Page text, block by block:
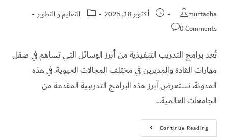
murtadha أكتوبر 18, 2025
التعليم و التطوير
0 Comments
تُعد برامج التدريب التنفيذية من أبرز الوسائل التي تساهم في صقل
مهارات القادة والمديرين في مختلف المجالات الحيوية. في هذه
المدونة، نستعرض أبرز هذه البرامج التدريبية المقدمة من
الجامعات العالمية…
Continue Reading